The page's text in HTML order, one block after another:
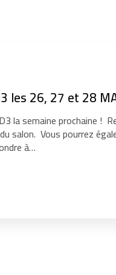
les 26, 27 et 28
la semaine prochaine !
salon. Vous pourrez
à…